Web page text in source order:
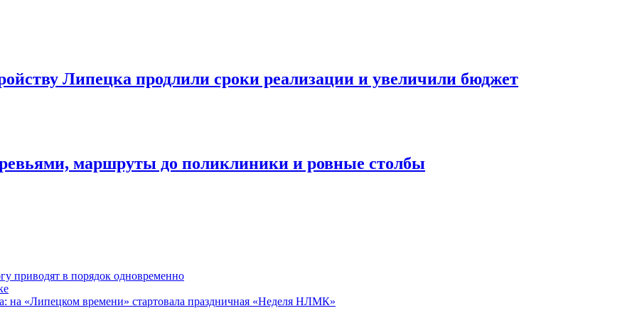
Липецка продлили сроки реализации и увеличили бюджет
маршруты до поликлиники и ровные столбы
приводят в порядок одновременно
на «Липецком времени» стартовала праздничная «Неделя НЛМК»